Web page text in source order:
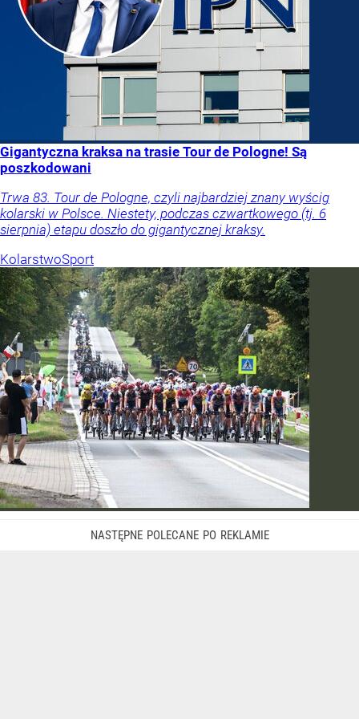
Gigantyczna kraksa na trasie Tour de Pologne! Są
poszkodowani
Trwa 83. Tour de Pologne, czyli najbardziej znany wyścig
kolarski w Polsce. Niestety, podczas czwartkowego (tj. 6
sierpnia) etapu doszło do gigantycznej kraksy.
KolarstwoSport